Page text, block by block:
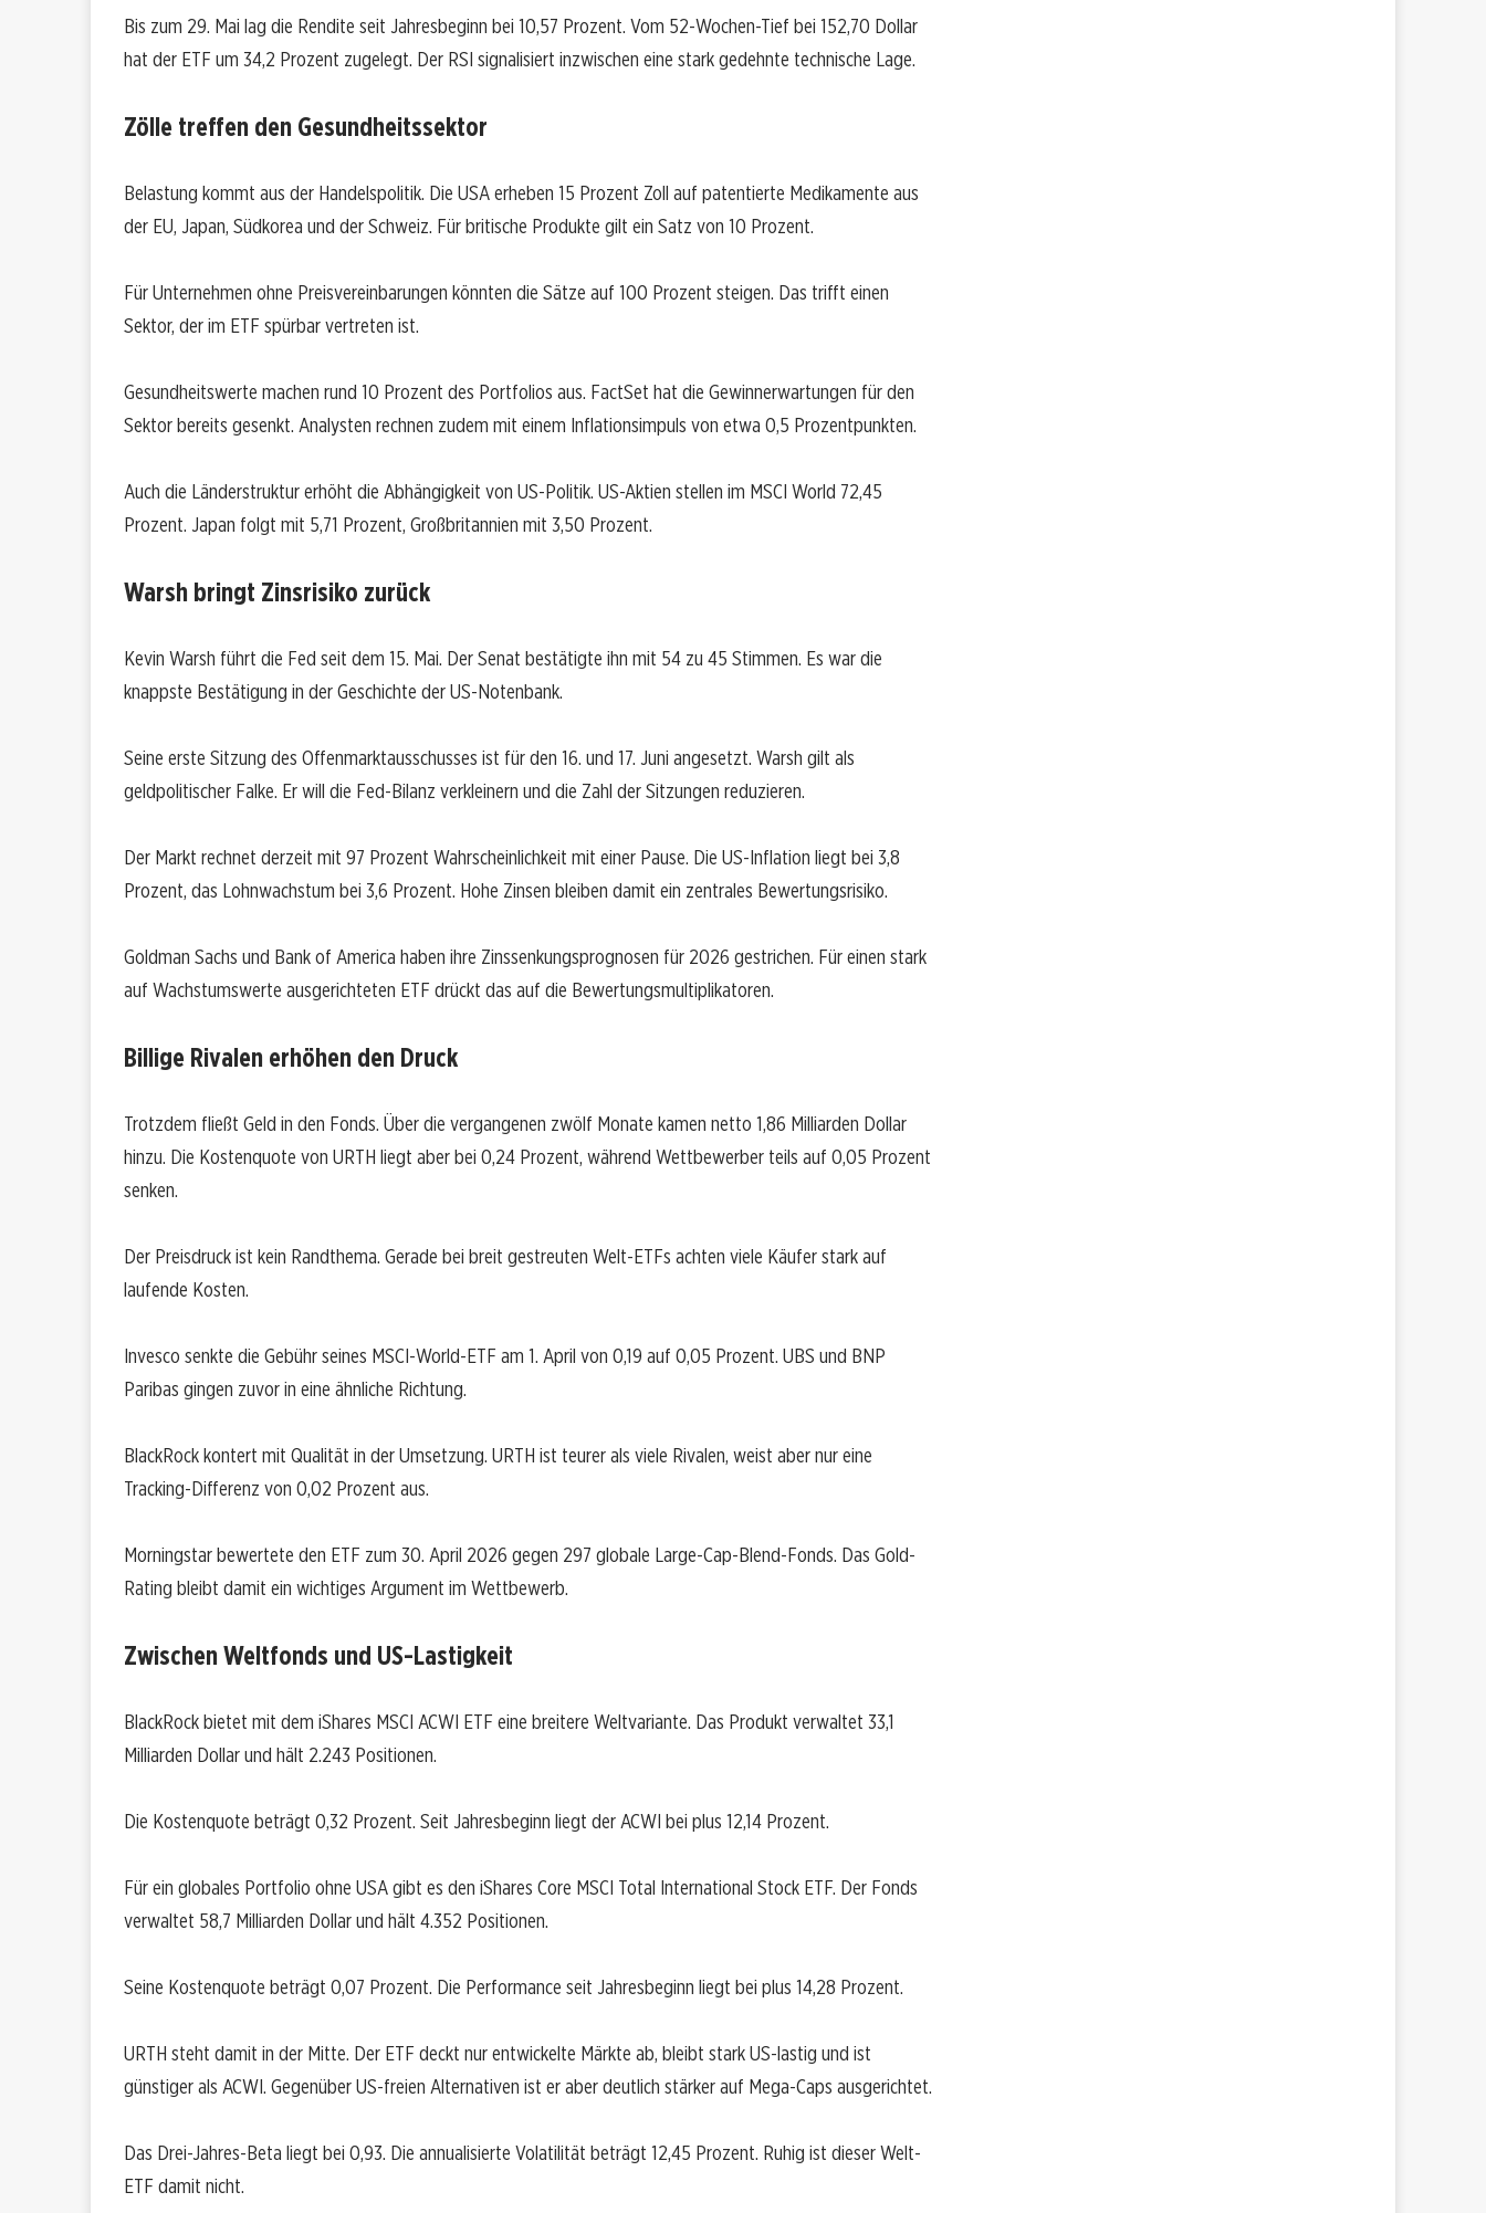
Bis zum 29. Mai lag die Rendite seit Jahresbeginn bei 10,57 Prozent. Vom 52-Wochen-Tief bei 152,70 Dollar
hat der ETF um 34,2 Prozent zugelegt. Der RSI signalisiert inzwischen eine stark gedehnte technische Lage.
Zölle treffen den Gesundheitssektor
Belastung kommt aus der Handelspolitik. Die USA erheben 15 Prozent Zoll auf patentierte Medikamente aus
der EU, Japan, Südkorea und der Schweiz. Für britische Produkte gilt ein Satz von 10 Prozent.
Für Unternehmen ohne Preisvereinbarungen könnten die Sätze auf 100 Prozent steigen. Das trifft einen
Sektor, der im ETF spürbar vertreten ist.
Gesundheitswerte machen rund 10 Prozent des Portfolios aus. FactSet hat die Gewinnerwartungen für den
Sektor bereits gesenkt. Analysten rechnen zudem mit einem Inflationsimpuls von etwa 0,5 Prozentpunkten.
Auch die Länderstruktur erhöht die Abhängigkeit von US-Politik. US-Aktien stellen im MSCI World 72,45
Prozent. Japan folgt mit 5,71 Prozent, Großbritannien mit 3,50 Prozent.
Warsh bringt Zinsrisiko zurück
Kevin Warsh führt die Fed seit dem 15. Mai. Der Senat bestätigte ihn mit 54 zu 45 Stimmen. Es war die
knappste Bestätigung in der Geschichte der US-Notenbank.
Seine erste Sitzung des Offenmarktausschusses ist für den 16. und 17. Juni angesetzt. Warsh gilt als
geldpolitischer Falke. Er will die Fed-Bilanz verkleinern und die Zahl der Sitzungen reduzieren.
Der Markt rechnet derzeit mit 97 Prozent Wahrscheinlichkeit mit einer Pause. Die US-Inflation liegt bei 3,8
Prozent, das Lohnwachstum bei 3,6 Prozent. Hohe Zinsen bleiben damit ein zentrales Bewertungsrisiko.
Goldman Sachs und Bank of America haben ihre Zinssenkungsprognosen für 2026 gestrichen. Für einen stark
auf Wachstumswerte ausgerichteten ETF drückt das auf die Bewertungsmultiplikatoren.
Billige Rivalen erhöhen den Druck
Trotzdem fließt Geld in den Fonds. Über die vergangenen zwölf Monate kamen netto 1,86 Milliarden Dollar
hinzu. Die Kostenquote von URTH liegt aber bei 0,24 Prozent, während Wettbewerber teils auf 0,05 Prozent
senken.
Der Preisdruck ist kein Randthema. Gerade bei breit gestreuten Welt-ETFs achten viele Käufer stark auf
laufende Kosten.
Invesco senkte die Gebühr seines MSCI-World-ETF am 1. April von 0,19 auf 0,05 Prozent. UBS und BNP
Paribas gingen zuvor in eine ähnliche Richtung.
BlackRock kontert mit Qualität in der Umsetzung. URTH ist teurer als viele Rivalen, weist aber nur eine
Tracking-Differenz von 0,02 Prozent aus.
Morningstar bewertete den ETF zum 30. April 2026 gegen 297 globale Large-Cap-Blend-Fonds. Das Gold-
Rating bleibt damit ein wichtiges Argument im Wettbewerb.
Zwischen Weltfonds und US-Lastigkeit
BlackRock bietet mit dem iShares MSCI ACWI ETF eine breitere Weltvariante. Das Produkt verwaltet 33,1
Milliarden Dollar und hält 2.243 Positionen.
Die Kostenquote beträgt 0,32 Prozent. Seit Jahresbeginn liegt der ACWI bei plus 12,14 Prozent.
Für ein globales Portfolio ohne USA gibt es den iShares Core MSCI Total International Stock ETF. Der Fonds
verwaltet 58,7 Milliarden Dollar und hält 4.352 Positionen.
Seine Kostenquote beträgt 0,07 Prozent. Die Performance seit Jahresbeginn liegt bei plus 14,28 Prozent.
URTH steht damit in der Mitte. Der ETF deckt nur entwickelte Märkte ab, bleibt stark US-lastig und ist
günstiger als ACWI. Gegenüber US-freien Alternativen ist er aber deutlich stärker auf Mega-Caps ausgerichtet.
Das Drei-Jahres-Beta liegt bei 0,93. Die annualisierte Volatilität beträgt 12,45 Prozent. Ruhig ist dieser Welt-
ETF damit nicht.